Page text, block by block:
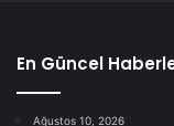
En Güncel
Ağustos 10, 2026